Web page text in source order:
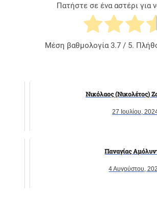
Πατήστε σε ένα αστέρι για
Μέση βαθμολογία3.7/ 5.
Νικόλαος (Νικολέτος)
27 Ιουλίου,
Παναγίας
4 Αυγούστου,